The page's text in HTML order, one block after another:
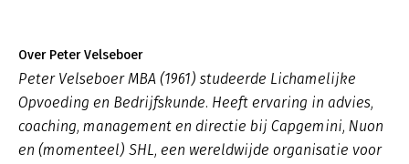
Over Peter Velseboer
Peter Velseboer MBA (1961) studeerde Lichamelijke
Opvoeding en Bedrijfskunde. Heeft ervaring in advies,
coaching, management en directie bij Capgemini, Nuon
en (momenteel) SHL, een wereldwijde organisatie voor